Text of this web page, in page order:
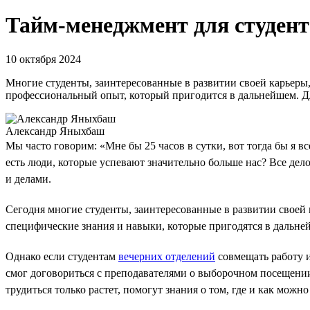
Тайм-менеджмент для
10 октября 2024
Многие студенты, заинтересованные в развитии своей
профессиональный опыт, который пригодится в дальнейшем.
Александр Яныхбаш
Мы часто говорим: «Мне бы 25 часов в сутки, вот тогда бы я
есть люди, которые успевают значительно больше нас? Все
и делами.
Сегодня многие студенты, заинтересованные в развитии
специфические знания и навыки, которые пригодятся в
Однако если студентам вечерних отделений совмещать работу
смог договориться с преподавателями о выборочном
трудиться только растет, помогут знания о том, где и как